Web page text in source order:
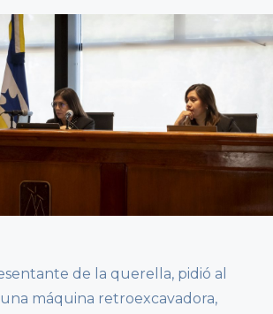
de la querella, pidió al
máquina retroexcavadora,